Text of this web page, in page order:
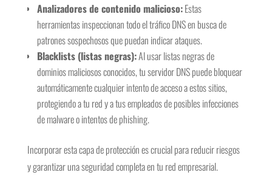
Analizadores de contenido malicioso:Estas
herramientas inspeccionan todo el tráfico DNS en busca de
patrones sospechosos que puedan indicar ataques.
Blacklists (listas negras):Al usar listas negras de
dominios maliciosos conocidos, tu servidor DNS puede bloquear
automáticamente cualquier intento de acceso a estos sitios,
protegiendo a tu red y a tus empleados de posibles infecciones
de malware o intentos de phishing.
Incorporar esta capa de protección es crucial para reducir riesgos
y garantizar una seguridad completa en tu red empresarial.